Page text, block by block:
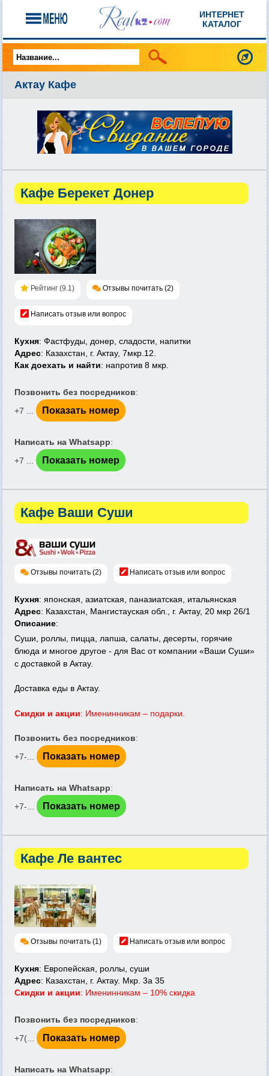
ИНТЕРНЕТ
КАТАЛОГ
Актау Кафе
Кафе Берекет Донер
Рейтинг (9.1) Отзывы почитать (2)
Написать отзыв или вопрос
Кухня: Фастфуды, донер, сладости, напитки
Адрес: Казахстан, г. Актау, 7мкр.12.
Как доехать и найти: напротив 8 мкр.
Позвонить без посредников:
+7 ...
Показать номер
Написать на Whatsapp:
+7 ...
Показать номер
Кафе Ваши Суши
Отзывы почитать (2) Написать отзыв или вопрос
Кухня: японская, азиатская, паназиатская, итальянская
Адрес: Казахстан, Мангистауская обл., г. Актау, 20 мкр 26/1
Описание:
Суши, роллы, пицца, лапша, салаты, десерты, горячие
блюда и многое другое - для Вас от компании «Ваши Суши»
с доставкой в Актау.
Доставка еды в Актау.
Скидки и акции: Именинникам – подарки.
Позвонить без посредников:
+7-...
Показать номер
Написать на Whatsapp:
+7-...
Показать номер
Кафе Ле вантес
Отзывы почитать (1) Написать отзыв или вопрос
Кухня: Европейская, роллы, суши
Адрес: Казахстан, г. Актау. Мкр. 3а 35
Скидки и акции: Именинникам – 10% скидка
Позвонить без посредников:
+7(...
Показать номер
Написать на Whatsapp: